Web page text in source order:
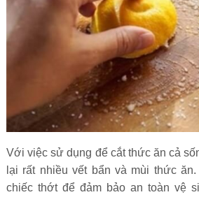
Với việc sử dụng để cắt thức ăn cả
lại rất nhiều vết bẩn và mùi thức
chiếc thớt để đảm bảo an toàn vệ